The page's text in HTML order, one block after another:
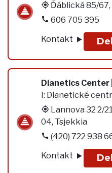
Ďáblická 85/67,
606 705 395
Kontakt
Dianetics Center
I: Dianetické
Lannova 32 2/
04, Tsjekkia
(420) 722 938
Kontakt